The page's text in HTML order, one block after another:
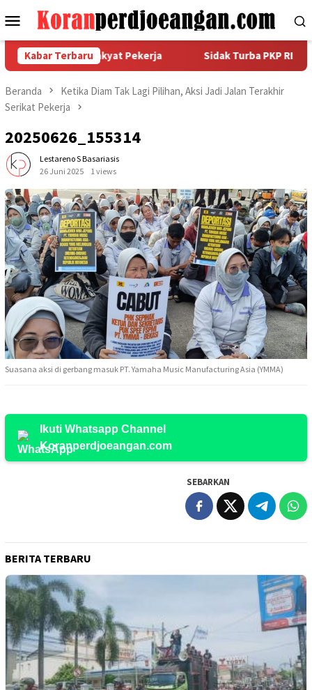
ke
Menu
Mobile
Kabar Terbaru
Perjuangan Rakyat Pekerja Sidak Turba PKP RI
Beranda
Ketika Diam Tak Lagi Pilihan, Aksi Jadi Jalan Terakhir
Serikat Pekerja
20250626_155314
Lestareno S Basariasis
26 Juni 2025
1 views
Suasana aksi di gerbang masuk PT. Yamaha Music Manufacturing Asia (YMMA)
Ikuti Whatsapp Channel
Koranperdjoeangan.com
SEBARKAN
BERITA TERBARU